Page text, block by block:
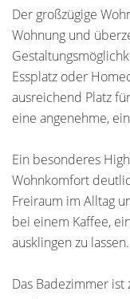
Der großzügige
Wohnung und
Essplatz oder
ausreichend Platz
eine angenehme,
Ein besonderes
Wohnkomfort
Freiraum im Alltag
bei einem Kaffee,
ausklingen zu lassen.
Das Badezimmer